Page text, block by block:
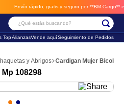
Envío rápido, gratis y seguro por **BM-Cargo**
¿Qué estás buscando?
TopAlianzasVende aquíSeguimiento de Pedidos
y Abrigos Cardigan Mujer Bicolor
108298